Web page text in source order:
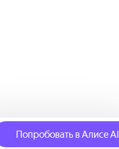
Попробовать в Алисе AI